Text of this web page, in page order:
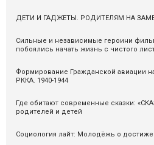
ДЕТИ И ГАДЖЕТЫ. РОДИТЕЛЯМ НА
Сильные и независимые героини
побоялись начать жизнь с чистого
Формирование Гражданской авиации
РККА. 1940-1944
Где обитают современные сказки:
родителей и детей
Социология лайт: Молодёжь о